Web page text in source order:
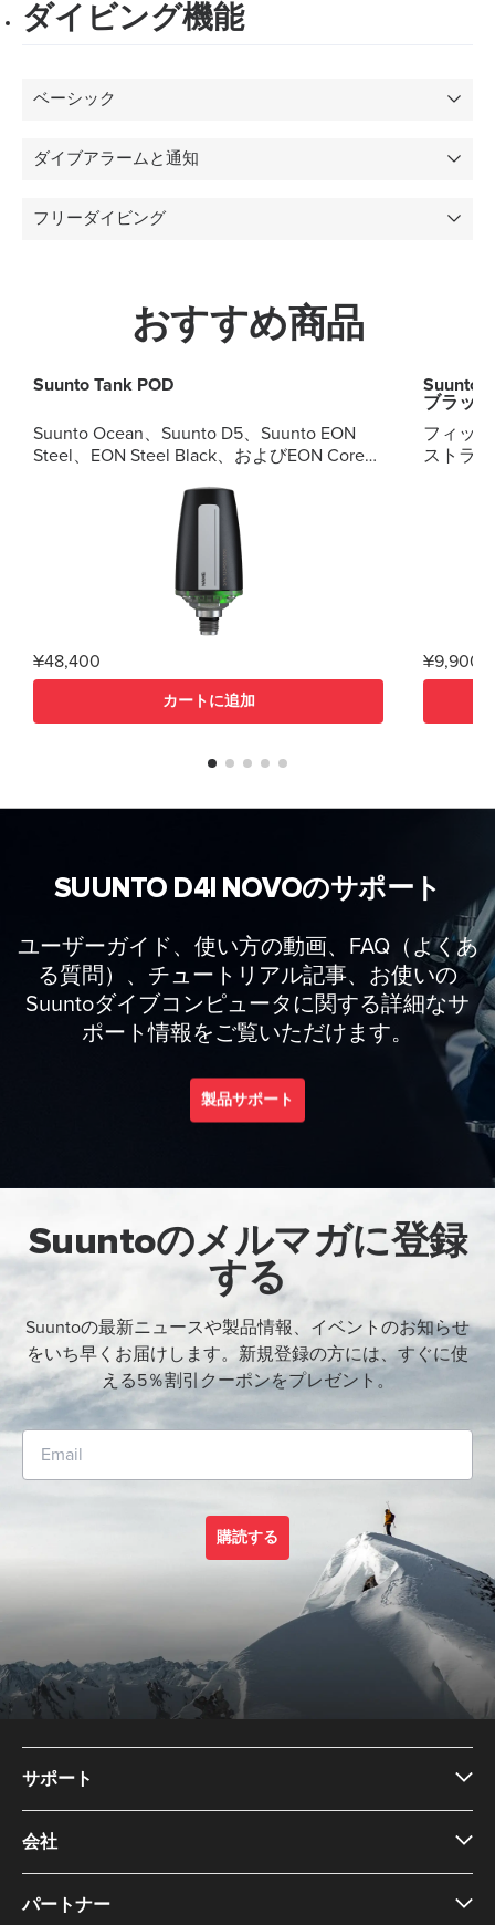
ダイビング機能
ベーシック
ダイブアラームと通知
フリーダイビング
おすすめ商品
Suunto Tank POD
Suunto Ocean、Suunto D5、Suunto EON
Steel、EON Steel Black、およびEON Core用
クリーニング済み 独自のガスアラートを設
定 正確な圧力表示
¥48,400
カートに追加
Suunto
ブラッ
フィッ
ストラップ 丈夫なシリコン製
Sport、
HR/Baro
¥9,900
SUUNTO D4I NOVOのサポート
ユーザーガイド、使い方の動画、FAQ（よくあ
る質問）、チュートリアル記事、お使いの
Suuntoダイブコンピュータに関する詳細なサ
ポート情報をご覧いただけます。
製品サポート
Suuntoのメルマガに登録
する
Suuntoの最新ニュースや製品情報、イベントのお知らせ
をいち早くお届けします。新規登録の方には、すぐに使
える5％割引クーポンをプレゼント。
購読する
サポート
会社
パートナー